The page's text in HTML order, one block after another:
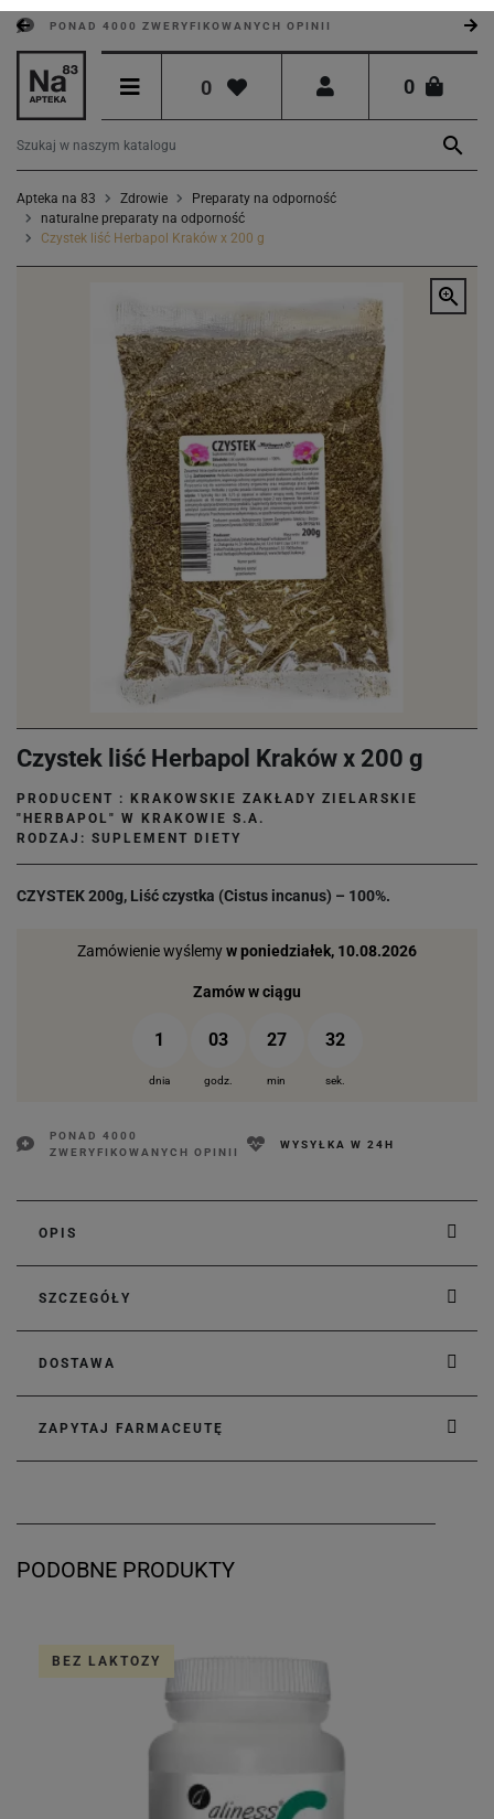
PONAD 4000 ZWERYFIKOWANYCH OPINII
0 0

Apteka na 83 Zdrowie
Preparaty na odporność
naturalne preparaty na odporność
Czystek liść Herbapol Kraków x 200 g

Czystek liść Herbapol Kraków x 200 g
PRODUCENT :
KRAKOWSKIE ZAKŁADY ZIELARSKIE
"HERBAPOL" W KRAKOWIE S.A.
RODZAJ: SUPLEMENT DIETY
CZYSTEK 200g, Liść czystka (Cistus incanus) – 100%.
Zamówienie wyślemyw poniedziałek, 10.08.2026
Zamów w ciągu
1 03 27 31
dnia godz. min sek.
PONAD 4000
ZWERYFIKOWANYCH OPINII
WYSYŁKA W 24H
OPIS
SZCZEGÓŁY
DOSTAWA
ZAPYTAJ FARMACEUTĘ
PODOBNE PRODUKTY
BEZ LAKTOZY